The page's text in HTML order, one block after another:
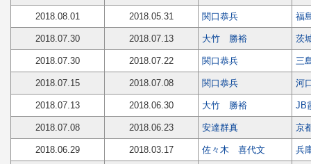
2018.08.01 2018.05.31 関口恭兵 福
2018.07.30 2018.07.13 大竹 勝裕 茨
2018.07.30 2018.07.22 関口恭兵 三
2018.07.15 2018.07.08 関口恭兵 河
2018.07.13 2018.06.30 大竹 勝裕 JB
2018.07.08 2018.06.23 安達群真 京
2018.06.29 2018.03.17 佐々木 喜代文 兵